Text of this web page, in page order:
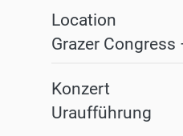
Location
Grazer Congress
Konzert
Uraufführung